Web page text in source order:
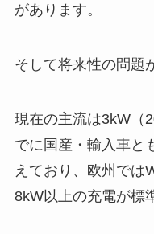
があります。
そして将来性の問題
現在の主流は3kW（
でに国産・輸入車と
えており、欧州では
8kW以上の充電が標